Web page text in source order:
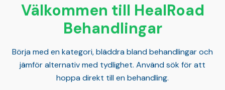
Välkommen till HealRoad
Behandlingar
Börja med en kategori, bläddra bland behandlingar och
jämför alternativ med tydlighet. Använd sök för att
hoppa direkt till en behandling.